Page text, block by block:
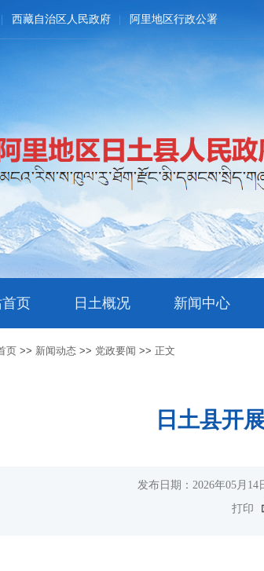
西藏自治区人民政府 阿里地区行政公署
首页 日土概况 新闻中心
页 >> 新闻动态 >> 党政要闻 >>正文
日土县开
发布日期：2026年05月
打印